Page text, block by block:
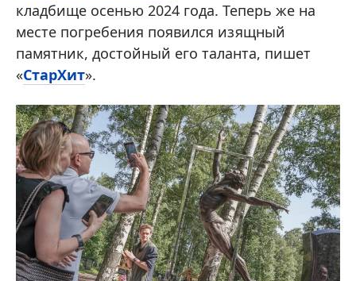
кладбище осенью 2024 года. Теперь же на
месте погребения появился изящный
памятник, достойный его таланта, пишет
«СтарХит».